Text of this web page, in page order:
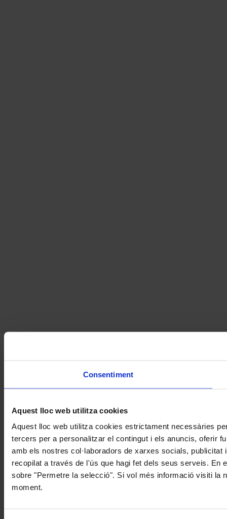
Consentiment
Aquest lloc web utilitza cookies
Aquest lloc web utilitza cookies estrictament necessàries
tercers per a personalitzar el contingut i els anuncis, oferir
amb els nostres col·laboradors de xarxes socials,
recopilat a través de l'ús que hagi fet dels seus serveis. En
sobre "Permetre la selecció". Si vol més informació visiti la
moment.